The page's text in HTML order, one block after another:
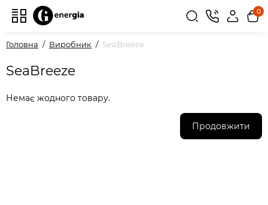
0
Головна Виробник SeaBreeze
SeaBreeze
Немає жодного товару.
Продовжити